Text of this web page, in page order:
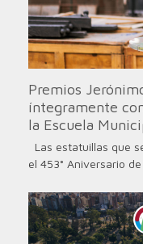
Premios
íntegramente
la Escuela
Las estatuillas que
el 453° Aniversario de